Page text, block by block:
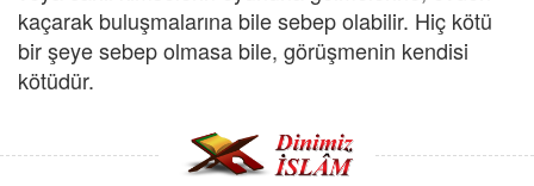
kaçarak buluşmalarına bile sebep olabilir. Hiç kötü
bir şeye sebep olmasa bile, görüşmenin kendisi
kötüdür.